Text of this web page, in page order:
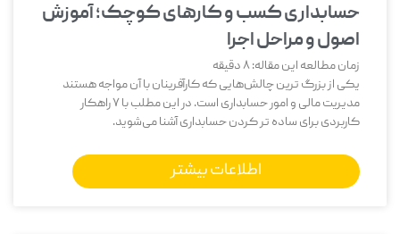
حسابداری کسب و کارهای کوچک؛ آموزش
اصول و مراحل اجرا
زمان مطالعه این مقاله:8دقیقه
یکی از بزرگ‌ ترین چالش‌هایی که کارآفرینان با آن مواجه هستند
مدیریت مالی و امور حسابداری است. در این مطلب با 7 راهکار
کاربردی برای ساده تر کردن حسابداری آشنا می‌شوید.
اطلاعات بیشتر